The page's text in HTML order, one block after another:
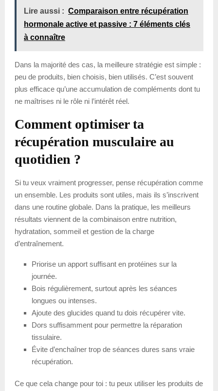
Lire aussi : Comparaison entre récupération
hormonale active et passive : 7 éléments clés
à connaître
Dans la majorité des cas, la meilleure stratégie est simple :
peu de produits, bien choisis, bien utilisés. C’est souvent
plus efficace qu’une accumulation de compléments dont tu
ne maîtrises ni le rôle ni l’intérêt réel.
Comment optimiser ta
récupération musculaire au
quotidien ?
Si tu veux vraiment progresser, pense récupération comme
un ensemble. Les produits sont utiles, mais ils s’inscrivent
dans une routine globale. Dans la pratique, les meilleurs
résultats viennent de la combinaison entre nutrition,
hydratation, sommeil et gestion de la charge
d’entraînement.
Priorise un apport suffisant en protéines sur la
journée.
Bois régulièrement, surtout après les séances
longues ou intenses.
Ajoute des glucides quand tu dois récupérer vite.
Dors suffisamment pour permettre la réparation
tissulaire.
Évite d’enchaîner trop de séances dures sans vraie
récupération.
Ce que cela change pour toi : tu peux utiliser les produits de